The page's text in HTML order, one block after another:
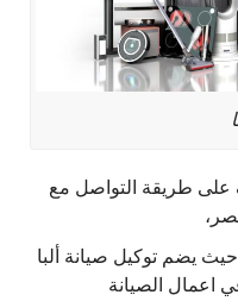
على طريقة التواصل مع
يضم توكيل صيانة ألبا
اعمال الصيانة